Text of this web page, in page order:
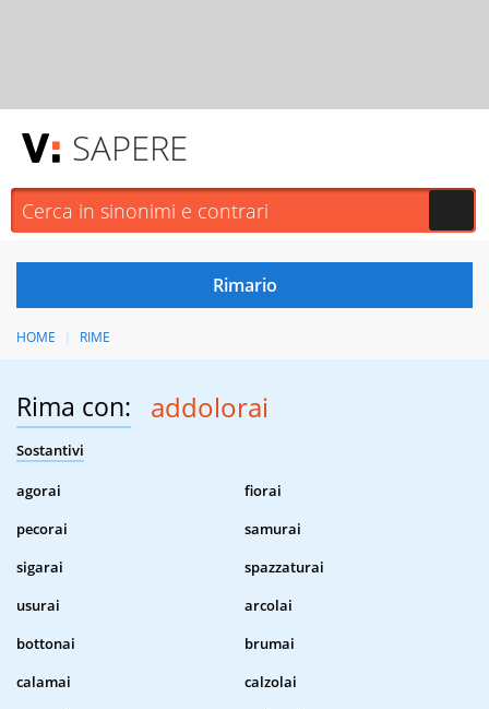
SAPERE
HOME RIME
Rima con: addolorai
Sostantivi
agorai
fiorai
pecorai
samurai
sigarai
spazzaturai
usurai
arcolai
bottonai
brumai
calamai
calzolai